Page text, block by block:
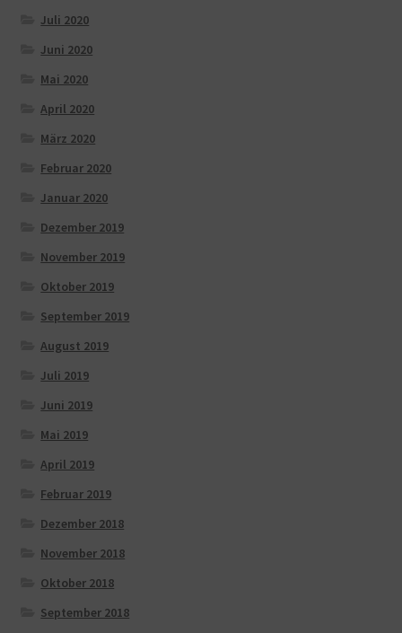
Juli 2020
Juni 2020
Mai 2020
April 2020
März 2020
Februar 2020
Januar 2020
Dezember 2019
November 2019
Oktober 2019
September 2019
August 2019
Juli 2019
Juni 2019
Mai 2019
April 2019
Februar 2019
Dezember 2018
November 2018
Oktober 2018
September 2018